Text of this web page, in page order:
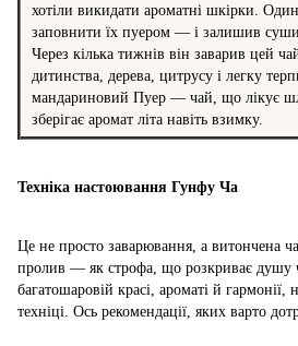
хотіли викидати ароматні шкірки.
заповнити їх пуером — і залишив
Через кілька тижнів він заварив цей
дитинства, дерева, цитрусу і легку
мандариновий Пуер — чай, що лікує
зберігає аромат літа навіть взимку.
Техніка настоювання Гунфу Ча
Це не просто заварювання, а витончена
пролив — як строфа, що розкриває душу
багатошаровій красі, ароматі й
техніці. Ось рекомендації, яких варто